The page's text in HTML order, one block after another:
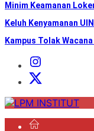
Minim Keamanan
Keluh Kenyamanan
Kampus Tolak
Instagram
Institut
X
LPM